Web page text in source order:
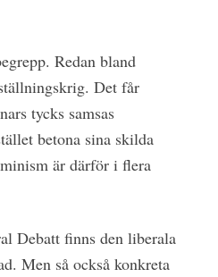
Redan bland
Det får
tycks samsas
betona sina skilda
är därför i flera
Debatt finns den liberala
Men så också konkreta